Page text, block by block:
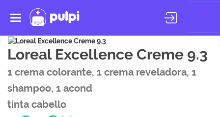
Toggle
navigation
Loreal Excellence Creme 9.3
1 crema colorante, 1 crema reveladora, 1
shampoo, 1 acond
tinta cabello